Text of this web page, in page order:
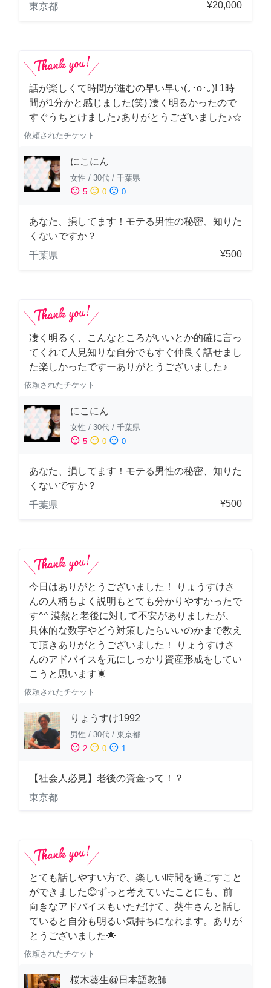
東京都
¥20,000
話が楽しくて時間が進むの早い早い(｡･о･｡)! 1時
間が1分かと感じました(笑) 凄く明るかったので
すぐうちとけました♪ありがとうございました♪☆
依頼されたチケット
にこにん
女性 / 30代 / 千葉県
sentiment_satisfied 5 sentiment_neutral 0 sentiment_dissatisfied 0
あなた、損してます！モテる男性の秘密、知りた
くないですか？
千葉県
¥500
凄く明るく、こんなところがいいとか的確に言っ
てくれて人見知りな自分でもすぐ仲良く話せまし
た楽しかったですーありがとうございました♪
依頼されたチケット
にこにん
女性 / 30代 / 千葉県
sentiment_satisfied 5 sentiment_neutral 0 sentiment_dissatisfied 0
あなた、損してます！モテる男性の秘密、知りた
くないですか？
千葉県
¥500
今日はありがとうございました！ りょうすけさ
んの人柄もよく説明もとても分かりやすかったで
す^^ 漠然と老後に対して不安がありましたが、
具体的な数字やどう対策したらいいのかまで教え
て頂きありがとうございました！ りょうすけさ
んのアドバイスを元にしっかり資産形成をしてい
こうと思います☀︎
依頼されたチケット
りょうすけ1992
男性 / 30代 / 東京都
sentiment_satisfied 2 sentiment_neutral 0 sentiment_dissatisfied 1
【社会人必見】老後の資金って！？
東京都
とても話しやすい方で、楽しい時間を過ごすこと
ができました😊ずっと考えていたことにも、前
向きなアドバイスもいただけて、葵生さんと話し
ていると自分も明るい気持ちになれます。ありが
とうございました🌟
依頼されたチケット
桜木葵生@日本語教師